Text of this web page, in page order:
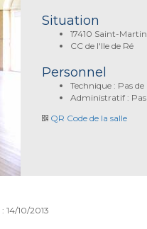
Situation
17410 Saint-
CC de l'Ile de Ré
Personnel
Technique : Pas
Administratif : Pas
QR Code de la salle
14/10/2013